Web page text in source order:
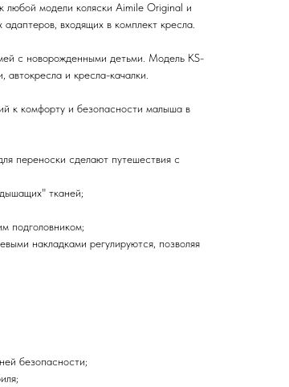
любой модели коляски Aimile Original и
входящих в комплект кресла.
с новорожденными детьми. Модель KS-
и кресла-качалки.
к комфорту и безопасности малыша в
переноски сделают путешествия с
тканей;
подголовником;
накладками регулируются, позволяя
безопасности;